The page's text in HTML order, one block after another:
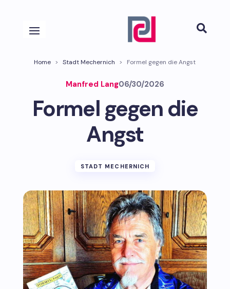

Home > Stadt Mechernich > Formel gegen die Angst
Manfred Lang06/30/2026
Formel gegen die
Angst
STADT MECHERNICH